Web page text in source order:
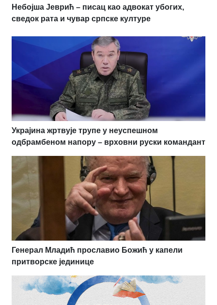
Небојша Јеврић – писац као адвокат убогих,
сведок рата и чувар српске културе
Украјина жртвује трупе у неуспешном
одбрамбеном напору – врховни руски командант
Генерал Младић прославио Божић у капели
притворске јединице